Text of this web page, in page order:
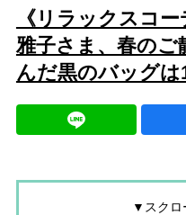
《リラックスコ
雅子さま、春の
んだ黒のバッグは
▼スクロ